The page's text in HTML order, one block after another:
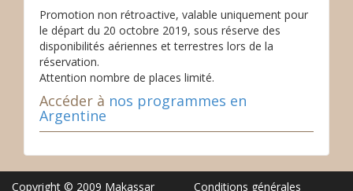
Promotion non rétroactive, valable uniquement pour
le départ du 20 octobre 2019, sous réserve des
disponibilités aériennes et terrestres lors de la
réservation.
Attention nombre de places limité.
Accéder à nos programmes en
Argentine
Copyright © 2009 Makassar Conditions générales